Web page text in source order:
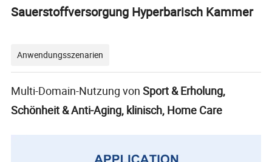
Sauerstoffversorgung Hyperbarisch Kammer
Anwendungsszenarien
Multi-Domain-Nutzung von Sport & Erholung,
Schönheit & Anti-Aging, klinisch, Home Care